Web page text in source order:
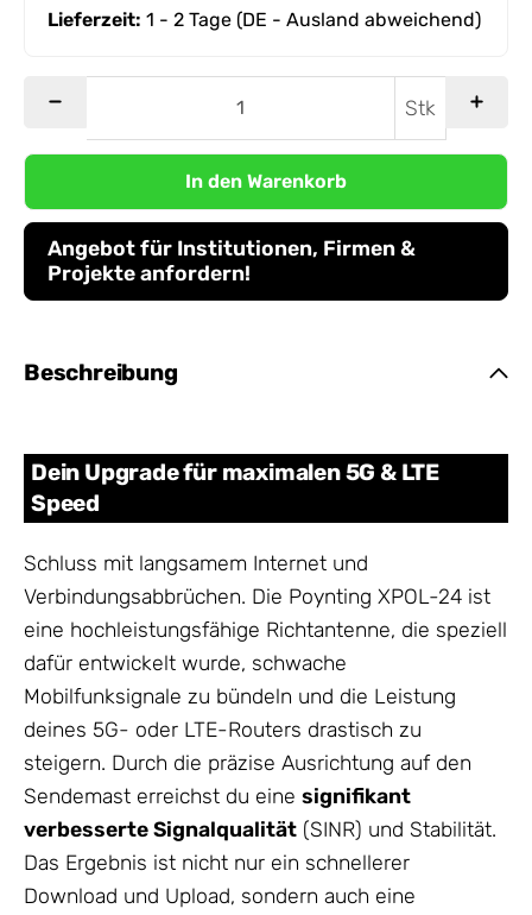
Lieferzeit:1 - 2 Tage (DE - Ausland abweichend)
Stk
In den Warenkorb
Angebot für Institutionen, Firmen &
Projekte anfordern!
Beschreibung
Dein Upgrade für maximalen 5G & LTE
Speed
Schluss mit langsamem Internet und
Verbindungsabbrüchen. Die Poynting XPOL-24 ist
eine hochleistungsfähige Richtantenne, die speziell
dafür entwickelt wurde, schwache
Mobilfunksignale zu bündeln und die Leistung
deines 5G- oder LTE-Routers drastisch zu
steigern. Durch die präzise Ausrichtung auf den
Sendemast erreichst du eine signifikant
verbesserte Signalqualität (SINR) und Stabilität.
Das Ergebnis ist nicht nur ein schnellerer
Download und Upload, sondern auch eine